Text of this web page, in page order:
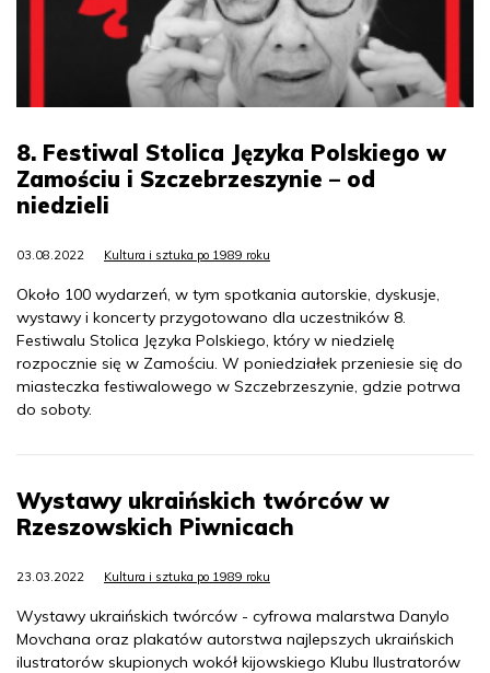
8. Festiwal Stolica Języka Polskiego w
Zamościu i Szczebrzeszynie – od
niedzieli
03.08.2022 Kultura i sztuka po 1989 roku
Około 100 wydarzeń, w tym spotkania autorskie, dyskusje,
wystawy i koncerty przygotowano dla uczestników 8.
Festiwalu Stolica Języka Polskiego, który w niedzielę
rozpocznie się w Zamościu. W poniedziałek przeniesie się do
miasteczka festiwalowego w Szczebrzeszynie, gdzie potrwa
do soboty.
Wystawy ukraińskich twórców w
Rzeszowskich Piwnicach
23.03.2022 Kultura i sztuka po 1989 roku
Wystawy ukraińskich twórców - cyfrowa malarstwa Danylo
Movchana oraz plakatów autorstwa najlepszych ukraińskich
ilustratorów skupionych wokół kijowskiego Klubu Ilustratorów